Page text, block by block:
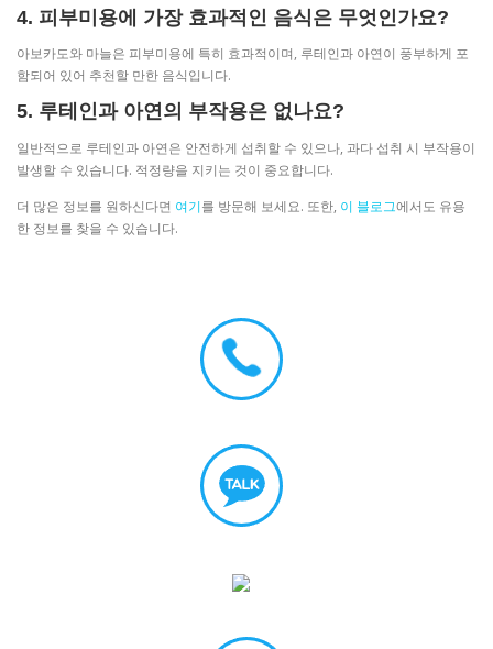
4. 피부미용에 가장 효과적인 음식은 무엇인가요?
아보카도와 마늘은 피부미용에 특히 효과적이며, 루테인과 아연이 풍부하게 포
함되어 있어 추천할 만한 음식입니다.
5. 루테인과 아연의 부작용은 없나요?
일반적으로 루테인과 아연은 안전하게 섭취할 수 있으나, 과다 섭취 시 부작용이
발생할 수 있습니다. 적정량을 지키는 것이 중요합니다.
더 많은 정보를 원하신다면 여기를 방문해 보세요. 또한, 이 블로그에서도 유용
한 정보를 찾을 수 있습니다.